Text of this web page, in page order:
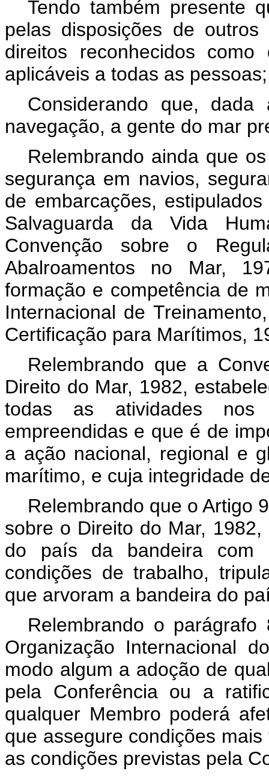
Tendo também presente
pelas disposições de
direitos reconhecidos
aplicáveis a todas as pessoas;
Considerando que,
navegação, a gente do mar
Relembrando ainda que
segurança em navios,
de embarcações,
Salvaguarda da Vida
Convenção sobre o
Abalroamentos no Mar,
formação e competência de
Internacional de
Certificação para Marítimos,
Relembrando que a
Direito do Mar, 1982,
todas as atividades
empreendidas e que é de
a ação nacional, regional e
marítimo, e cuja integridade
Relembrando que o Artigo
sobre o Direito do Mar,
do país da bandeira com
condições de trabalho,
que arvoram a bandeira do
Relembrando o
Organização Internacional
modo algum a adoção de
pela Conferência ou a
qualquer Membro poderá
que assegure condições
as condições previstas pela